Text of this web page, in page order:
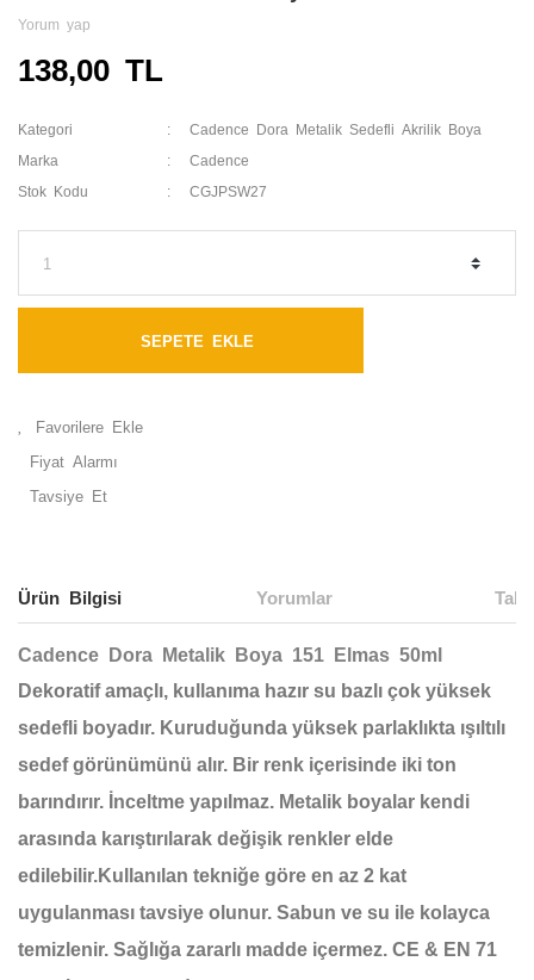
Yorum yap
138,00 TL
Kategori Cadence Dora Metalik Sedefli Akrilik Boya
Marka Cadence
Stok Kodu CGJPSW27
SEPETE EKLE
Fiyat Alarmı
Tavsiye Et
Ürün Bilgisi Yorumlar
Cadence Dora Metalik Boya 151 Elmas 50ml
Dekoratif amaçlı, kullanıma hazır su bazlı çok yüksek
sedefli boyadır. Kuruduğunda yüksek parlaklıkta ışıltılı
sedef görünümünü alır. Bir renk içerisinde iki ton
barındırır. İnceltme yapılmaz. Metalik boyalar kendi
arasında karıştırılarak değişik renkler elde
edilebilir.Kullanılan tekniğe göre en az 2 kat
uygulanması tavsiye olunur. Sabun ve su ile kolayca
temizlenir. Sağlığa zararlı madde içermez. CE & EN 71